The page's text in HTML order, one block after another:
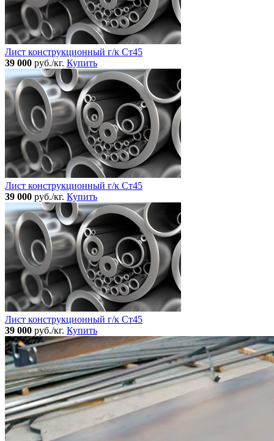
Лист конструкционный г/к Ст45
39 000 руб./кг. Купить
Лист конструкционный г/к Ст45
39 000 руб./кг. Купить
Лист конструкционный г/к Ст45
39 000 руб./кг. Купить